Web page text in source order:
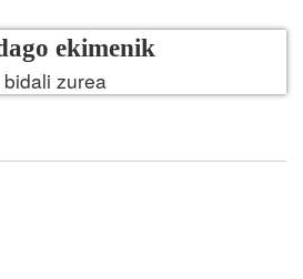
ekimenik
bidali zurea